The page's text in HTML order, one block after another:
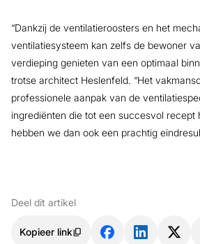
“Dankzij de ventilatieroosters en het
ventilatiesysteem kan zelfs de bewoner
verdieping genieten van een optimaal
trotse architect Heslenfeld. “Het
professionele aanpak van de
ingrediënten die tot een succesvol recept
hebben we dan ook een prachtig
Deel dit artikel
Kopieer link